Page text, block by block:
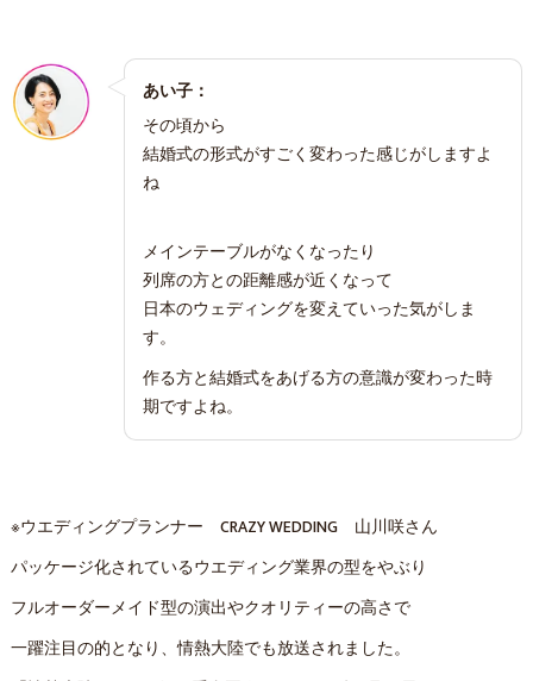
あい子：
その頃から
結婚式の形式がすごく変わった感じがしますよ
ね
メインテーブルがなくなったり
列席の方との距離感が近くなって
日本のウェディングを変えていった気がしま
す。
作る方と結婚式をあげる方の意識が変わった時
期ですよね。
※ウエディングプランナー CRAZY WEDDING 山川咲さん
パッケージ化されているウエディング業界の型をやぶり
フルオーダーメイド型の演出やクオリティーの高さで
一躍注目の的となり、情熱大陸でも放送されました。